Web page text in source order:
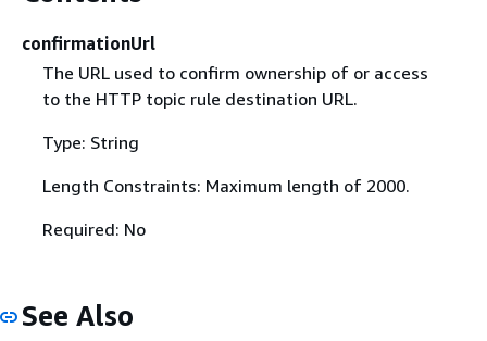
confirmationUrl
The URL used to confirm ownership of or access
to the HTTP topic rule destination URL.
Type: String
Length Constraints: Maximum length of 2000.
Required: No
See Also